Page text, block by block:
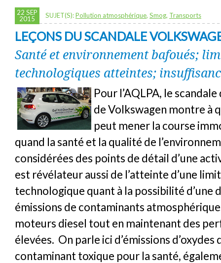
22 SEP
2015
SUJET(S):Pollution atmosphérique, Smog, Transports
LEÇONS DU SCANDALE
Santé et environnement bafoués;
technologiques atteintes;
Pour l’AQLPA, le
de Volkswagen montre à
peut mener la course
quand la santé et la qualité de
considérées des points de détail d’une
est révélateur aussi de l’atteinte d’une
technologique quant à la possibilité d’une
émissions de contaminants
moteurs diesel tout en maintenant des
élevées. On parle ici d’émissions d’oxydes
contaminant toxique pour la santé,